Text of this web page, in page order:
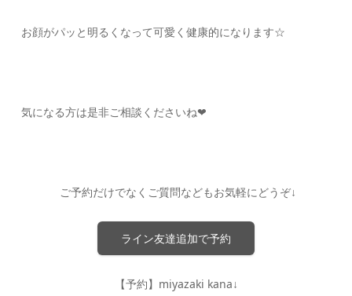
お顔がパッと明るくなって可愛く健康的になります☆
気になる方は是非ご相談くださいね❤︎
ご予約だけでなくご質問などもお気軽にどうぞ↓
ライン友達追加で予約
【予約】miyazaki kana↓